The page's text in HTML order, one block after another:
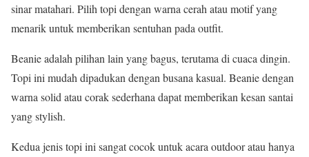
sinar matahari. Pilih topi dengan warna cerah atau motif yang
menarik untuk memberikan sentuhan pada outfit.
Beanie adalah pilihan lain yang bagus, terutama di cuaca dingin.
Topi ini mudah dipadukan dengan busana kasual. Beanie dengan
warna solid atau corak sederhana dapat memberikan kesan santai
yang stylish.
Kedua jenis topi ini sangat cocok untuk acara outdoor atau hanya